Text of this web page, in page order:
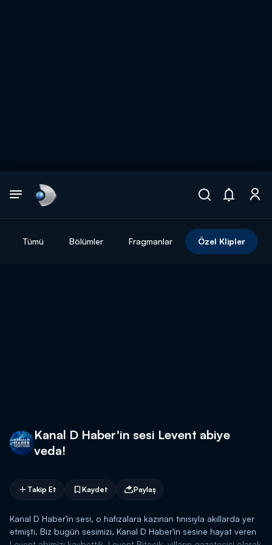
Tümü Bölümler Fragmanlar Özel Klipler
Kanal D Haber'in sesi Levent abiye
veda!
Takip Et Kaydet Paylaş
Kanal D Haber'in sesi, o hafızalara kazınan tınısıyla akıllarda yer
etmişti. Biz bugün sesimizi, Kanal D Haber'in sesine hayat veren